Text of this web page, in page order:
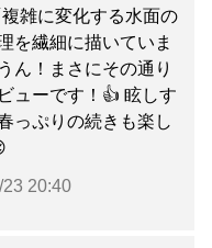
雑に変化する水面の
を繊細に描いていま
ん！まさにその通り
ューです！👍 眩しす
っぷりの続きも楽し
23 20:40